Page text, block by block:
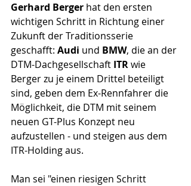
Gerhard Berger hat den ersten
wichtigen Schritt in Richtung einer
Zukunft der Traditionsserie
geschafft: Audi und BMW, die an der
DTM-Dachgesellschaft ITR wie
Berger zu je einem Drittel beteiligt
sind, geben dem Ex-Rennfahrer die
Möglichkeit, die DTM mit seinem
neuen GT-Plus Konzept neu
aufzustellen - und steigen aus dem
ITR-Holding aus.
Man sei "einen riesigen Schritt